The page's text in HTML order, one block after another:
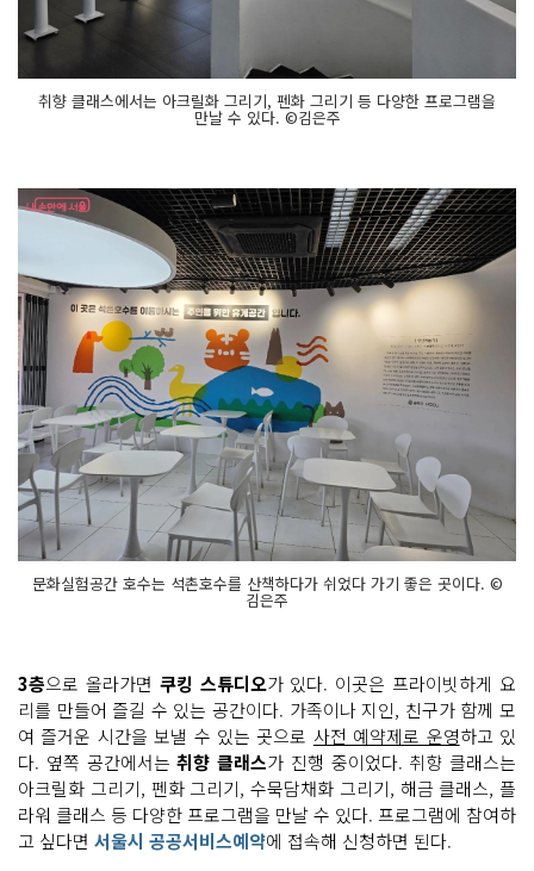
취향 클래스에서는 아크릴화 그리기, 펜화 그리기 등 다양한 프로그램을
만날 수 있다. ©김은주
문화실험공간 호수는 석촌호수를 산책하다가 쉬었다 가기 좋은 곳이다. ©
김은주
3층으로 올라가면 쿠킹 스튜디오가 있다. 이곳은 프라이빗하게 요
리를 만들어 즐길 수 있는 공간이다. 가족이나 지인, 친구가 함께 모
여 즐거운 시간을 보낼 수 있는 곳으로 사전 예약제로 운영하고 있
다. 옆쪽 공간에서는취향 클래스가 진행 중이었다. 취향 클래스는
아크릴화 그리기, 펜화 그리기, 수묵담채화 그리기, 해금 클래스, 플
라워 클래스 등 다양한 프로그램을 만날 수 있다. 프로그램에 참여하
고 싶다면 서울시 공공서비스예약에 접속해 신청하면 된다.